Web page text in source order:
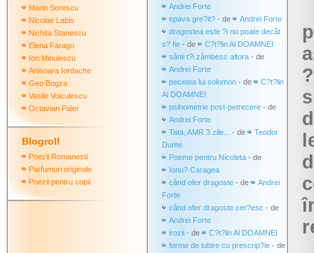
Marin Sorescu
Nicolae Labis
Nichita Stanescu
Elena Farago
Ion Minulescu
Anisoara Iordache
Geo Bogza
Vasile Voiculescu
Octavian Paler
Blogroll
Poezii Romanesti
Parfumuri originale
Poezii pentru copii
Andrei Forte
epava gre?it? - de
Andrei Forte
dragostea este ?i nu poate decât
s? fie - de
C?t?lin Al DOAMNEI
sânii t?i zâmbesc altora - de
Andrei Forte
pecetea lui solomon - de
C?t?lin
Al DOAMNEI
psihometrie post-petrecere - de
Andrei Forte
Tata, AMR 3 zile...
- de
Teodor
Dume
Poeme pentru Nicoleta - de
Ionu? Caragea
când ofer dragoste - de
Andrei
Forte
când ofer dragoste cer?esc - de
Andrei Forte
irozii - de
C?t?lin Al DOAMNEI
forme de iubire cu prescrip?ie - de